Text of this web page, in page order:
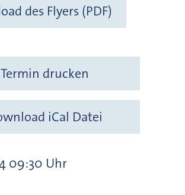
des Flyers (PDF)
Termin drucken
iCal Datei
09:30 Uhr